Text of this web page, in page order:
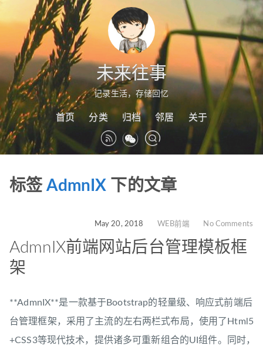
未来往事
记录生活，存储回忆
首页 分类 归档 邻居 关于
标签AdmnIX 下的文章
May 20, 2018 WEB前端 No Comments
AdmnIX前端网站后台管理模板框
架
**AdmnIX**是一款基于Bootstrap的轻量级、响应式前端后
台管理框架，采用了主流的左右两栏式布局，使用了Html5
+CSS3等现代技术，提供诸多可重新组合的UI组件。同时，